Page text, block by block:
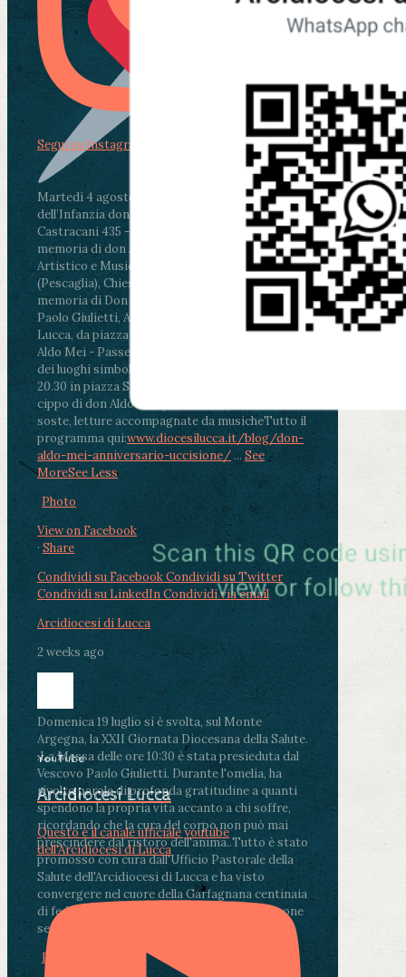
Martedì 4 agosto2026
ore 11:30 - Lucca, Scuola
dell’Infanzia don Aldo Mei - Viale Castruccio
Castracani 435 - Inaugurazione murales in
memoria di don Aldo Mei curato dal Liceo
Artistico e Musicale “Passaglia”
ore 18 - Fiano
(Pescaglia), Chiesa parrocchiale - Messa in
memoria di Don Aldo Mei celebrata da mons.
Paolo Giulietti, Arcivescovo di Lucca
ore 20.30 -
Lucca, da piazza San Michele al Cippo di don
Aldo Mei - Passeggiata della Memoria in alcuni
dei luoghi simbolo della città. Ritrovo alle ore
20.30 in piazza San Michele con conclusione al
cippo di don Aldo Mei (Porta Elisa). Durante le
soste, letture accompagnate da musicheTutto il
programma qui:www.diocesilucca.it/blog/don-
aldo-mei-anniversario-uccisione/ ... See
MoreSee Less
Photo
View on Facebook
· Share
Condividi su FacebookCondividi su Twitter
Condividi su LinkedInCondividi via email
Arcidiocesi di Lucca
2 weeks ago
Domenica 19 luglio si è svolta, sul Monte
Argegna, la XXII Giornata Diocesana della Salute.
.La Messa delle ore 10:30 è stata presieduta dal
Vescovo Paolo Giulietti. Durante l'omelia, ha
rivolto parole di profonda gratitudine a quanti
spendono la propria vita accanto a chi soffre,
ricordando che la cura del corpo non può mai
prescindere dal ristoro dell'anima..Tutto è stato
promosso con cura dall'Ufficio Pastorale della
Salute dell'Arcidiocesi di Lucca e ha visto
convergere nel cuore della Garfagnana centinaia
di fedeli, operatori sanitari, volontari e persone
segnate dalla malattia.
Photo
Segui su Instagram
YouTube
Arcidiocesi Lucca
Questo è il canale ufficiale youtube
dell'Arcidiocesi di Lucca